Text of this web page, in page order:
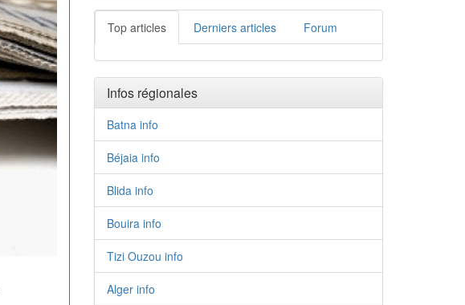
Top articles Derniers articles Forum
Infos régionales
Batna info
Béjaia info
Blida info
Bouira info
Tizi Ouzou info
Alger info